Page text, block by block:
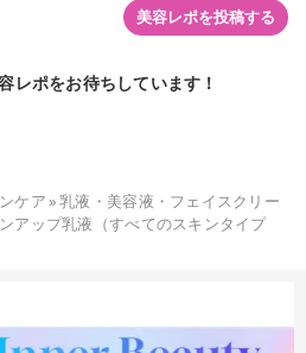
美容レポを投稿する
レポをお待ちしています！
ケア»乳液・美容液・フェイスクリー
アップ乳液（すべてのスキンタイプ